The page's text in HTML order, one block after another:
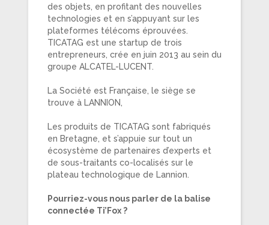
des objets, en profitant des nouvelles
technologies et en s’appuyant sur les
plateformes télécoms éprouvées.
TICATAG est une startup de trois
entrepreneurs, crée en juin 2013 au sein du
groupe ALCATEL-LUCENT.
La Société est Française, le siège se
trouve à LANNION,
Les produits de TICATAG sont fabriqués
en Bretagne, et s’appuie sur tout un
écosystème de partenaires d’experts et
de sous-traitants co-localisés sur le
plateau technologique de Lannion.
Pourriez-vous nous parler de la balise
connectée Ti’Fox ?